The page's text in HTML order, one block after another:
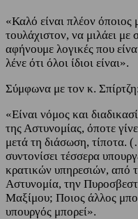
«Καλό είναι πλέον
τουλάχιστον, να μιλάει με
αφήνουμε λογικές που
λένε ότι όλοι ίδιοι είναι».
Σύμφωνα με τον κ.
«Είναι νόμος και
της Αστυνομίας, όποτε
μετά τη διάσωση, τίποτα.
συντονίσει τέσσερα
κρατικών υπηρεσιών, από
Αστυνομία, την
Μαξίμου; Ποιος άλλος
υπουργός μπορεί».